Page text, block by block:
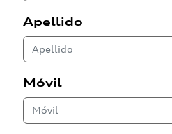
Apellido
Móvil